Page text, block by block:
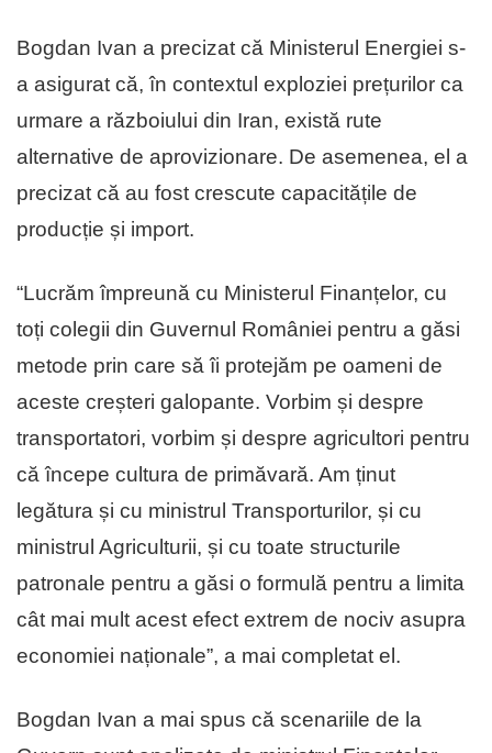
Bogdan Ivan a precizat că Ministerul Energiei s-
a asigurat că, în contextul exploziei prețurilor ca
urmare a războiului din Iran, există rute
alternative de aprovizionare. De asemenea, el a
precizat că au fost crescute capacitățile de
producție și import.
“Lucrăm împreună cu Ministerul Finanțelor, cu
toți colegii din Guvernul României pentru a găsi
metode prin care să îi protejăm pe oameni de
aceste creșteri galopante. Vorbim și despre
transportatori, vorbim și despre agricultori pentru
că începe cultura de primăvară. Am ținut
legătura și cu ministrul Transporturilor, și cu
ministrul Agriculturii, și cu toate structurile
patronale pentru a găsi o formulă pentru a limita
cât mai mult acest efect extrem de nociv asupra
economiei naționale”, a mai completat el.
Bogdan Ivan a mai spus că scenariile de la